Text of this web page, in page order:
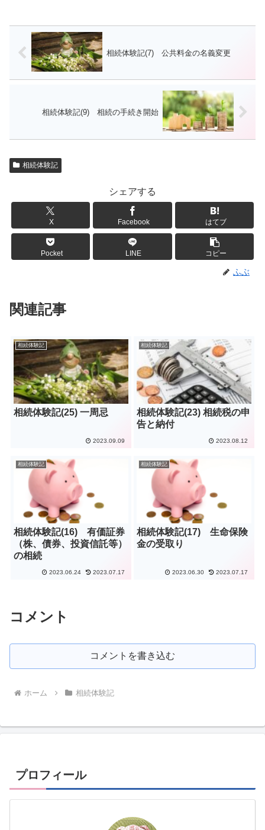
相続体験記(7) 公共料金の名義変更
相続体験記(9) 相続の手続き開始
相続体験記
シェアする
X Facebook はてブ
Pocket LINE コピー
ふぶ
関連記事
相続体験記
相続体験記(25) 一周忌
2023.09.09
相続体験記
相続体験記(23) 相続税の申
告と納付
2023.08.12
相続体験記
相続体験記(16) 有価証券
（株、債券、投資信託等）
の相続
2023.06.24 2023.07.17
相続体験記
相続体験記(17) 生命保険
金の受取り
2023.06.30 2023.07.17
コメント
コメントを書き込む
ホーム 相続体験記
プロフィール